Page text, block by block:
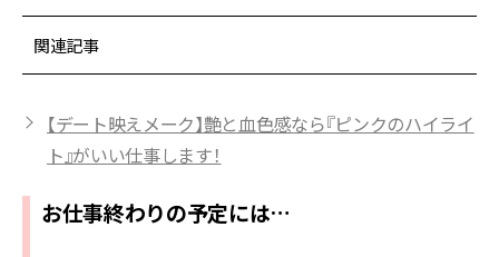
関連記事
【デート映えメーク】艶と血色感なら『ピンクのハイライ
ト』がいい仕事します！
お仕事終わりの予定には…